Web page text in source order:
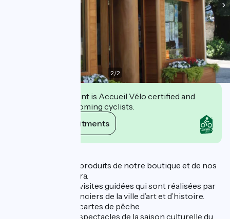
2/2
This establishment is Accueil Vélo certified and
commits to welcoming cyclists.
View its commitments
Nous vendons des produits de notre boutique et de nos
créateurs Aix Riviera.
Nous vendons des visites guidées qui sont réalisées par
des guides conférenciers de la ville d’art et d’histoire.
Nous vendons des cartes de pêche.
Nous vendons des spectacles de la saison culturelle du